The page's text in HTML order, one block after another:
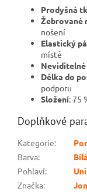
Prodyšná
Žebrované
nošení
Elastický
místě
Délka do
podporu
Složení: 75
Doplňkové
Kategorie:
Barva:
Bílá
Pohlaví:
Značka: